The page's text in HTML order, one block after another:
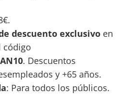
descuento exclusivoen
código
. Descuentos
y +65 años.
: Para todos los públicos.